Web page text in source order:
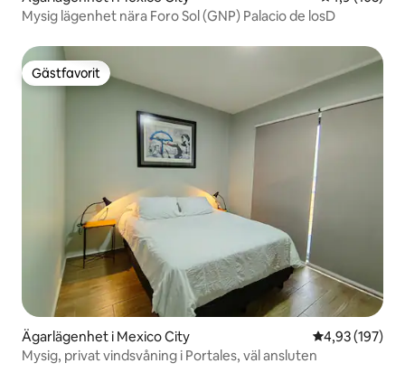
Mysig lägenhet nära Foro Sol (GNP) Palacio de losD
Gästfavorit
Gästfavorit
Ägarlägenhet i Mexico City 4,93 av 5 i
4,93 (197)
Mysig, privat vindsvåning i Portales, väl ansluten